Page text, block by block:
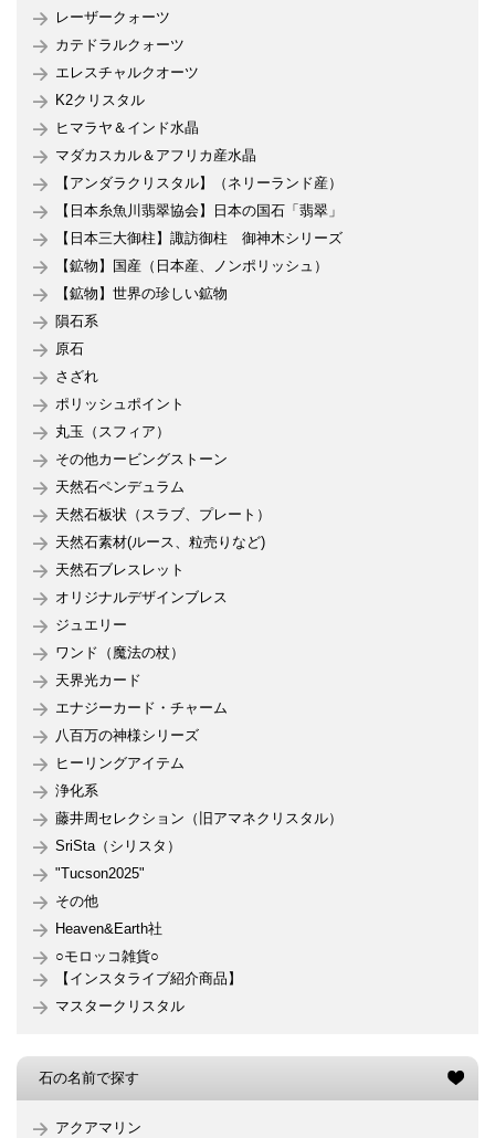
レーザークォーツ
カテドラルクォーツ
エレスチャルクオーツ
K2クリスタル
ヒマラヤ＆インド水晶
マダカスカル＆アフリカ産水晶
【アンダラクリスタル】（ネリーランド産）
【日本糸魚川翡翠協会】日本の国石「翡翠」
【日本三大御柱】諏訪御柱 御神木シリーズ
【鉱物】国産（日本産、ノンポリッシュ）
【鉱物】世界の珍しい鉱物
隕石系
原石
さざれ
ポリッシュポイント
丸玉（スフィア）
その他カービングストーン
天然石ペンデュラム
天然石板状（スラブ、プレート）
天然石素材(ルース、粒売りなど)
天然石ブレスレット
オリジナルデザインブレス
ジュエリー
ワンド（魔法の杖）
天界光カード
エナジーカード・チャーム
八百万の神様シリーズ
ヒーリングアイテム
浄化系
藤井周セレクション（旧アマネクリスタル）
SriSta（シリスタ）
"Tucson2025"
その他
Heaven&Earth社
○モロッコ雑貨○
【インスタライブ紹介商品】
マスタークリスタル
石の名前で探す
アクアマリン